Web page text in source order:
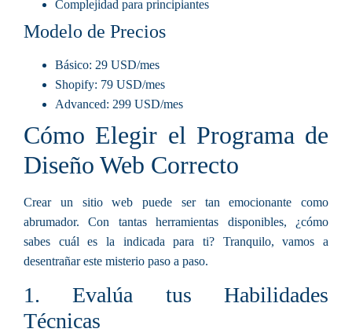
Complejidad para principiantes
Modelo de Precios
Básico: 29 USD/mes
Shopify: 79 USD/mes
Advanced: 299 USD/mes
Cómo Elegir el Programa de
Diseño Web Correcto
Crear un sitio web puede ser tan emocionante como
abrumador. Con tantas herramientas disponibles, ¿cómo
sabes cuál es la indicada para ti? Tranquilo, vamos a
desentrañar este misterio paso a paso.
1. Evalúa tus Habilidades
Técnicas